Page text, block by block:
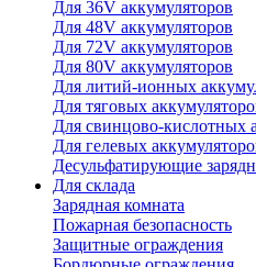
Для 36V аккумуляторов
Для 48V аккумуляторов
Для 72V аккумуляторов
Для 80V аккумуляторов
Для литий-ионных
Для тяговых
Для свинцово-кислотных
Для гелевых
Десульфатирующие
Для склада
Зарядная комната
Пожарная безопасность
Защитные ограждения